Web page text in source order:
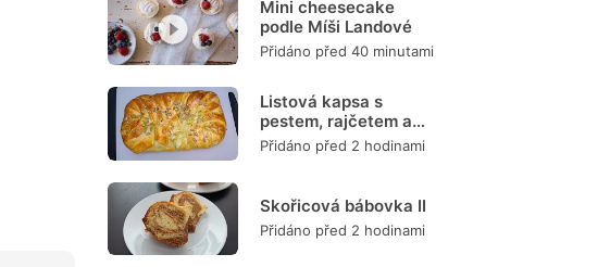
Mini cheesecake
podle Míši Landové
Přidáno před 40 minutami
Listová kapsa s
pestem, rajčetem a
mozzarellou
Přidáno před 2 hodinami
Skořicová bábovka II
Přidáno před 2 hodinami